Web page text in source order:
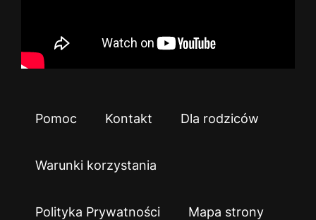
Pomoc Kontakt Dla rodziców
Warunki korzystania
Polityka Prywatności Mapa strony